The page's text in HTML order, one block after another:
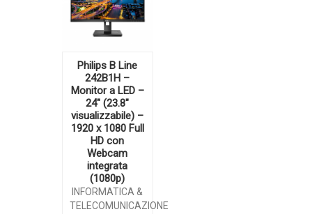
Philips B Line
242B1H –
Monitor a LED –
24″ (23.8″
visualizzabile) –
1920 x 1080 Full
HD con
Webcam
integrata
(1080p)
INFORMATICA &
TELECOMUNICAZIONE